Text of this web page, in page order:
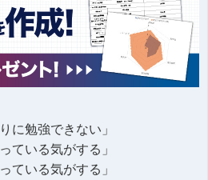
に勉強できない」
ている気がする」
ている気がする」